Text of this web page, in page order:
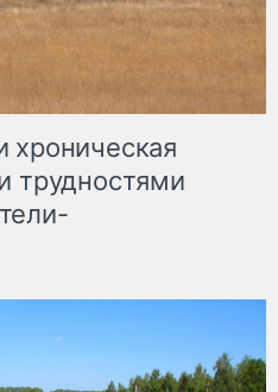
хроническая
трудностями